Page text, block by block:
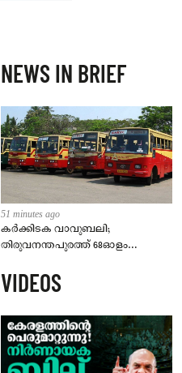
NEWS IN BRIEF
51 minutes ago
കർക്കിടക വാവുബലി;
തിരുവനന്തപുരത്ത് 68ഓളം
കെഎസ്ആർടിസി
VIDEOS